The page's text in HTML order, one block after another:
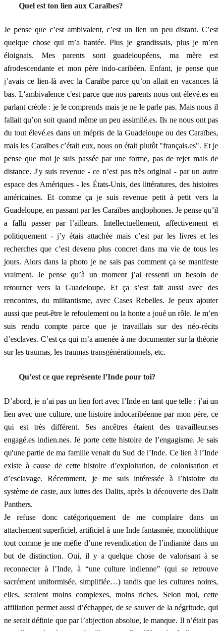
Quel est ton lien aux Caraïbes?
Je pense que c’est ambivalent, c’est un lien un peu distant. C’est
quelque chose qui m’a hantée. Plus je grandissais, plus je m’en
éloignais. Mes parents sont guadeloupéens, ma mère est
afrodescendante et mon père indo-caribéen. Enfant, je pense que
j’avais ce lien-là avec la Caraïbe parce qu’on allait en vacances là
bas. L'ambivalence c'est parce que nos parents nous ont élevé.es en
parlant créole : je le comprends mais je ne le parle pas. Mais nous il
fallait qu’on soit quand même un peu assimilé.es. Ils ne nous ont pas
du tout élevé.es dans un mépris de la Guadeloupe ou des Caraïbes,
mais les Caraïbes c’était eux, nous on était plutôt "français.es". Et je
pense que moi je suis passée par une forme, pas de rejet mais de
distance. J'y suis revenue - ce n’est pas très original - par un autre
espace des Amériques - les États-Unis, des littératures, des histoires
américaines. Et comme ça je suis revenue petit à petit vers la
Guadeloupe, en passant par les Caraïbes anglophones. Je pense qu’il
a fallu passer par l’ailleurs. Intellectuellement, affectivement et
politiquement - j’y étais attachée mais c’est par les livres et les
recherches que c’est devenu plus concret dans ma vie de tous les
jours. Alors dans la photo je ne sais pas comment ça se manifeste
vraiment. Je pense qu’à un moment j’ai ressenti un besoin de
retourner vers la Guadeloupe. Et ça s’est fait aussi avec des
rencontres, du militantisme, avec Cases Rebelles. Je peux ajouter
aussi que peut-être le refoulement ou la honte a joué un rôle. Je m’en
suis rendu compte parce que je travaillais sur des néo-récits
d’esclaves. C’est ça qui m’a amenée à me documenter sur la théorie
sur les traumas, les traumas transgénérationnels, etc.
Qu’est ce que représente l’Inde pour toi?
D’abord, je n’ai pas un lien fort avec l’Inde en tant que telle : j’ai un
lien avec une culture, une histoire indocaribéenne par mon père, ce
qui est très différent. Ses ancêtres étaient des travailleur.ses
engagé.es indien.nes. Je porte cette histoire de l’engagisme. Je sais
qu'une partie de ma famille venait du Sud de l’Inde. Ce lien à l’Inde
existe à cause de cette histoire d’exploitation, de colonisation et
d’esclavage. Récemment, je me suis intéressée à l’histoire du
système de caste, aux luttes des Dalits, après la découverte des Dalit
Panthers.
Je refuse donc catégoriquement de me complaire dans un
attachement superficiel, artificiel à une Inde fantasmée, monolithique
tout comme je me méfie d’une revendication de l’indianité dans un
but de distinction. Oui, il y a quelque chose de valorisant à se
reconnecter à l’Inde, à “une culture indienne” (qui se retrouve
sacrément uniformisée, simplifiée…) tandis que les cultures noires,
elles, seraient moins complexes, moins riches. Selon moi, cette
affiliation permet aussi d’échapper, de se sauver de la négritude, qui
ne serait définie que par l’abjection absolue, le manque. Il n’était pas